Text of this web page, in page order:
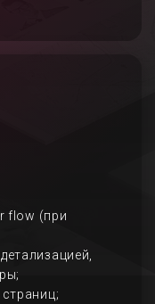
flow (при